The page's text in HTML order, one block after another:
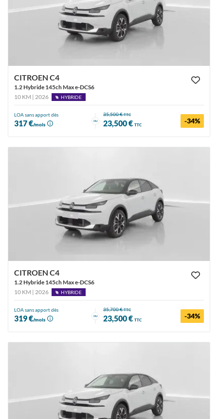
CITROEN C4
1.2 Hybride 145ch Max e-DCS6
10 KM | 2026
HYBRIDE
LOA sans apport dès
317 €/mois
ou
35,500 €TTC
23,500 € TTC -34%
CITROEN C4
1.2 Hybride 145ch Max e-DCS6
10 KM | 2026
HYBRIDE
LOA sans apport dès
319 €/mois
ou
35,700 €TTC
23,500 € TTC -34%